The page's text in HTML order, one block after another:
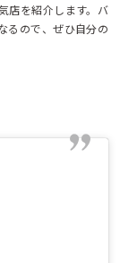
店を紹介します。バ
るので、ぜひ自分の